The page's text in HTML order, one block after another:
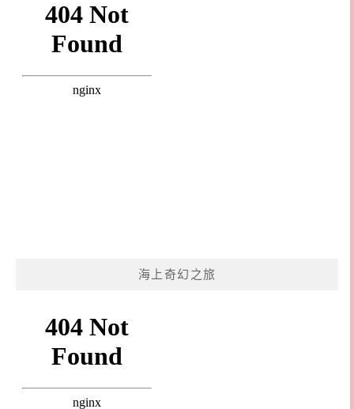
海上奇幻之旅